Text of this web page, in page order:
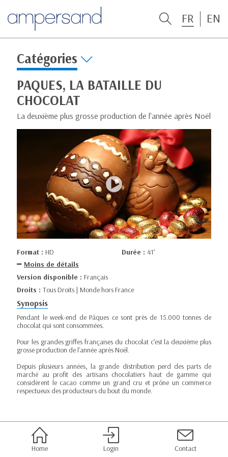
FR EN
Catégories
PAQUES, LA BATAILLE DU
CHOCOLAT
La deuxième plus grosse production de l'année après Noël
Format : HD Durée : 41’
Moins de détails
Version disponible : Français
Droits : Tous Droits | Monde hors France
Synopsis
Pendant le week-end de Pâques ce sont près de 15.000 tonnes de
chocolat qui sont consommées.
Pour les grandes griffes françaises du chocolat c’est la deuxième plus
grosse production de l'année après Noël.
Depuis plusieurs années, la grande distribution perd des parts de
marché au profit des artisans chocolatiers haut de gamme qui
considèrent le cacao comme un grand cru et prône un commerce
respectueux des producteurs du bout du monde.
Home Login Contact